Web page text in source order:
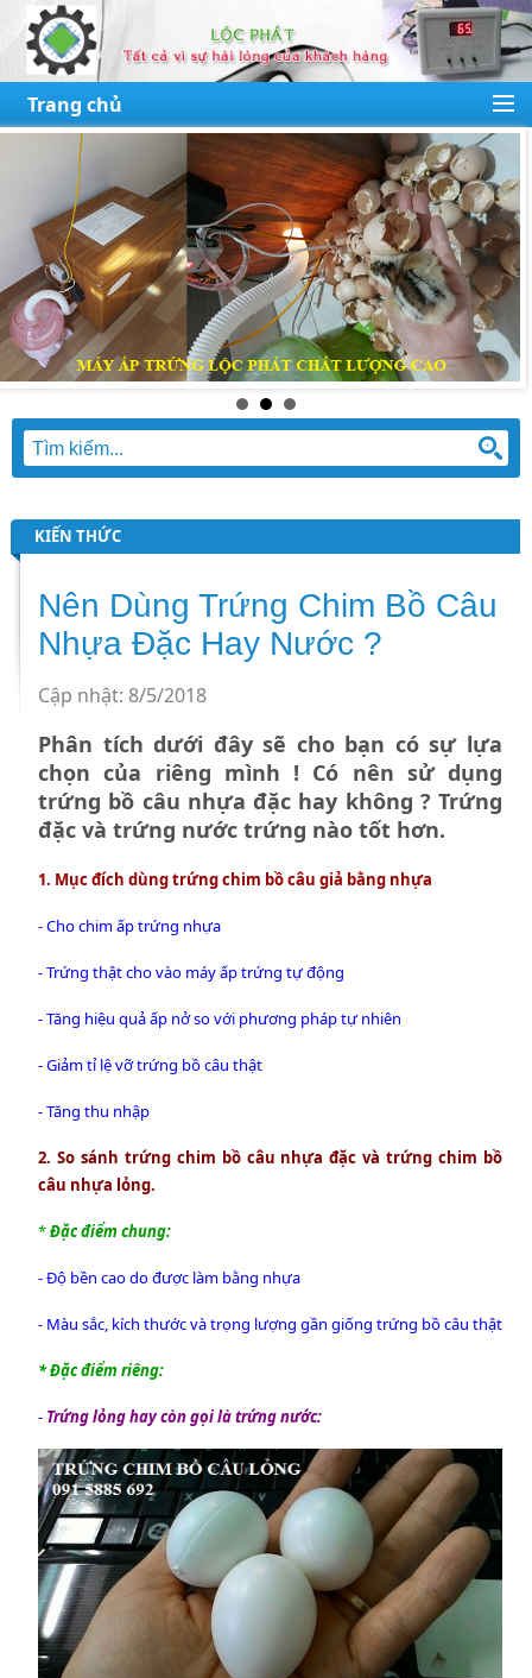
Trang chủ
KIẾN THỨC
Nên Dùng Trứng Chim Bồ Câu
Nhựa Đặc Hay Nước ?
Cập nhật: 8/5/2018
Phân tích dưới đây sẽ cho bạn có sự lựa
chọn của riêng mình ! Có nên sử dụng
trứng bồ câu nhựa đặc hay không ? Trứng
đặc và trứng nước trứng nào tốt hơn.
1. Mục đích dùngtrứng chim bồ câu giả bằng nhựa
- Cho chim ấp trứng nhựa
- Trứng thật cho vào máy ấp trứng tự động
- Tăng hiệu quả ấp nở so với phương pháp tự nhiên
- Giảm tỉ lệ vỡ trứng bồ câu thật
- Tăng thu nhập
2. So sánh trứng chim bồ câu nhựa đặc và trứng chim bồ
câu nhựa lỏng.
*Đặc điểm chung:
- Độ bền cao do được làm bằng nhựa
- Màu sắc, kích thước và trọng lượng gần giống trứng bồ câu thật
* Đặc điểm riêng:
- Trứng lỏnghay còn gọi là trứng nước: